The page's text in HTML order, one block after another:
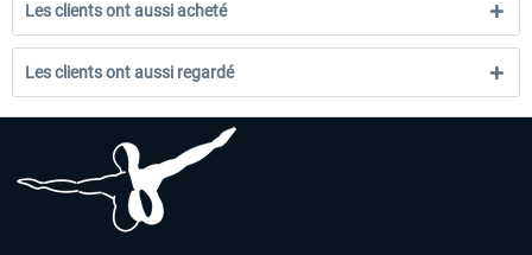
Les clients ont aussi acheté
Les clients ont aussi regardé